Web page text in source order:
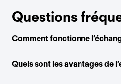
Questions
Comment fonctionne
Quels sont les avantages de